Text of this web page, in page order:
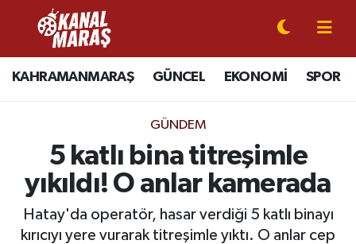
KAHRAMANMARAŞ GÜNCEL EKONOMİ SPOR
GÜNDEM
5 katlı bina titreşimle
yıkıldı! O anlar kamerada
Hatay'da operatör, hasar verdiği 5 katlı binayı
kırıcıyı yere vurarak titreşimle yıktı. O anlar cep
CANLI YAYIN
KAHRAMANMARAŞ
SPOR
SİYASET
Kahramanmaraş Nöbetçi Eczaneler
Kahramanmaraş Hava Durumu
Kahramanmaraş Namaz Vakitleri
Kahramanmaraş Trafik Yoğunluk Haritası
Süper Lig Puan Durumu ve Fikstür